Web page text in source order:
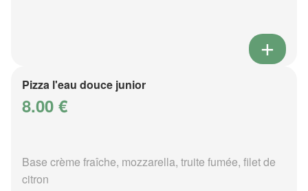
Pizza l'eau douce junior
8.00 €
Base crème fraîche, mozzarella, truite fumée, filet de
citron